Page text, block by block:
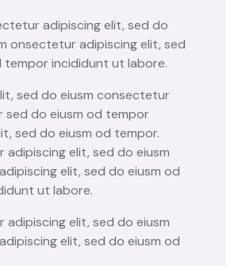
adipiscing elit, sed do
onsectetur adipiscing elit, sed
tempor incididunt ut labore.
sed do eiusm consectetur
sed do eiusm od tempor
sed do eiusm od tempor.
adipiscing elit, sed do eiusm
elit, sed do eiusm od
ut labore.
adipiscing elit, sed do eiusm
elit, sed do eiusm od